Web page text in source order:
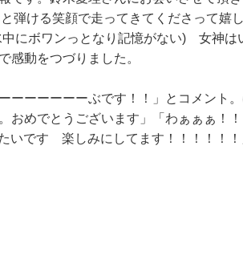
弾ける笑顔で走ってきてくださって嬉
にボワンっとなり記憶がない) 女神は
感動をつづりました。
ーーーーーーぶです！！」とコメント
おめでとうございます」「わぁぁぁ！
です 楽しみにしてます！！！！！！